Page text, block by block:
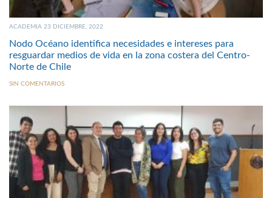
ACADEMIA 23 DICIEMBRE, 2022
Nodo Océano identifica necesidades e intereses para
resguardar medios de vida en la zona costera del Centro-
Norte de Chile
SIN COMENTARIOS